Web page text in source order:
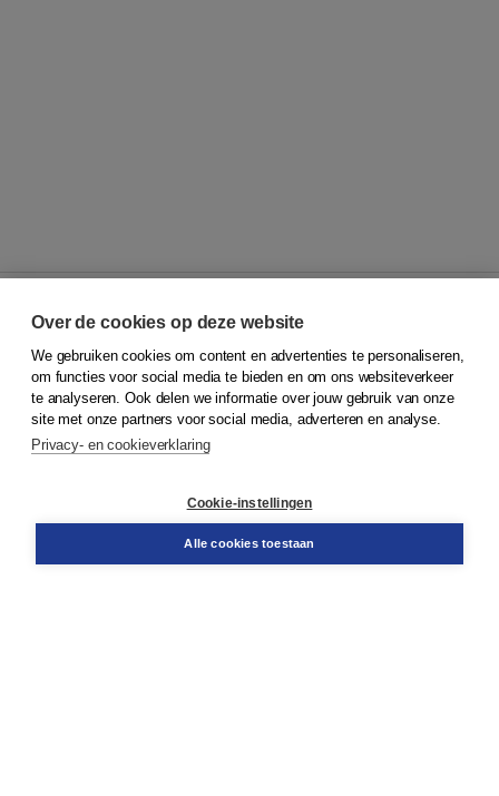
© 2026Koninklijke Boom uitgevers
Klantenservice
Service & informatie
Contact
Over de cookies op deze website
We gebruiken cookies om content en advertenties te personaliseren,
om functies voor social media te bieden en om ons websiteverkeer
te analyseren. Ook delen we informatie over jouw gebruik van onze
site met onze partners voor social media, adverteren en analyse.
Privacy- en cookieverklaring
Cookie-instellingen
Alle cookies toestaan